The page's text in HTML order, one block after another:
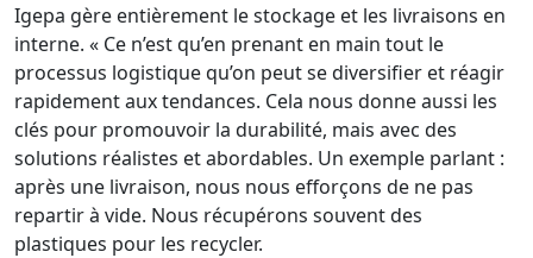
Igepa gère entièrement le stockage et les livraisons en
interne. « Ce n’est qu’en prenant en main tout le
processus logistique qu’on peut se diversifier et réagir
rapidement aux tendances. Cela nous donne aussi les
clés pour promouvoir la durabilité, mais avec des
solutions réalistes et abordables. Un exemple parlant :
après une livraison, nous nous efforçons de ne pas
repartir à vide. Nous récupérons souvent des
plastiques pour les recycler.